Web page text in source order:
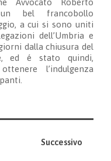
bel francobollo
a cui si sono uniti
dell’Umbria e
dalla chiusura del
ed é stato quindi,
l’indulgenza
Successivo